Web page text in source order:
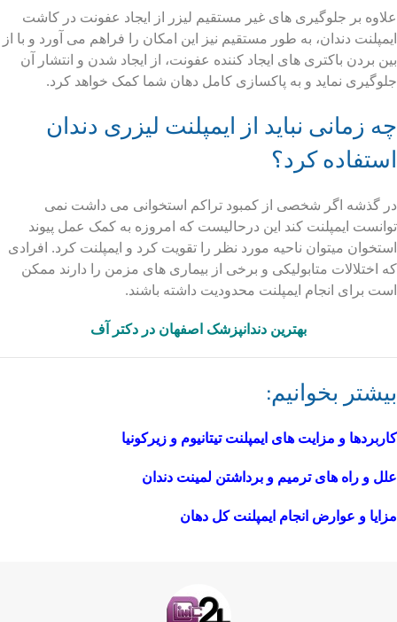
علاوه بر جلوگیری های غیر مستقیم لیزر از ایجاد عفونت در کاشت
ایمپلنت دندان، به طور مستقیم نیز این امکان را فراهم می آورد و با از
بین بردن باکتری های ایجاد کننده عفونت، از ایجاد شدن و انتشار آن
جلوگیری نماید و به پاکسازی کامل دهان شما کمک خواهد کرد.
چه زمانی نباید از ایمپلنت لیزری دندان
استفاده کرد؟
در گذشه اگر شخصی از کمبود تراکم استخوانی می داشت نمی
توانست ایمپلنت کند این درحالیست که امروزه به کمک عمل پیوند
استخوان میتوان ناحیه مورد نظر را تقویت کرد و ایمپلنت کرد. افرادی
که اختلالات متابولیکی و برخی از بیماری های مزمن را دارند ممکن
است برای انجام ایمپلنت محدودیت داشته باشند.
بهترین دندانپزشک اصفهان در دکتر آف
بیشتر بخوانیم:
کاربردها و مزایت های ایمپلنت تیتانیوم و زیرکونیا
علل و راه های ترمیم و برداشتن لمینت دندان
مزایا و عوارض انجام ایمپلنت کل دهان